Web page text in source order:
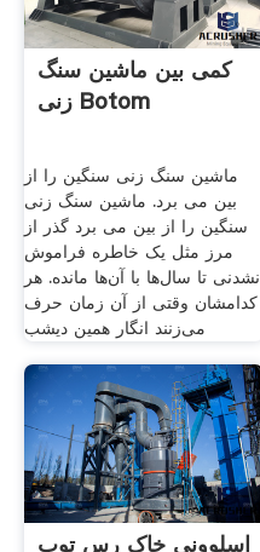
کمی بین ماشین سنگ
زنی Botom
ماشین سنگ زنی سنگین را از
بین می برد. ماشین سنگ زنی
سنگین را از بین می برد گذر از
مرز مثل یک خاطره فراموش
نشدنی تا سال‌ها با آن‌ها مانده. هر
کدامشان وقتی از آن زمان حرف
می‌زنند انگار همین دیشب
اسلوونی خاک رس توپ